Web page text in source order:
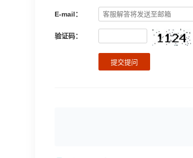
E-mail：
验证码：
提交提问